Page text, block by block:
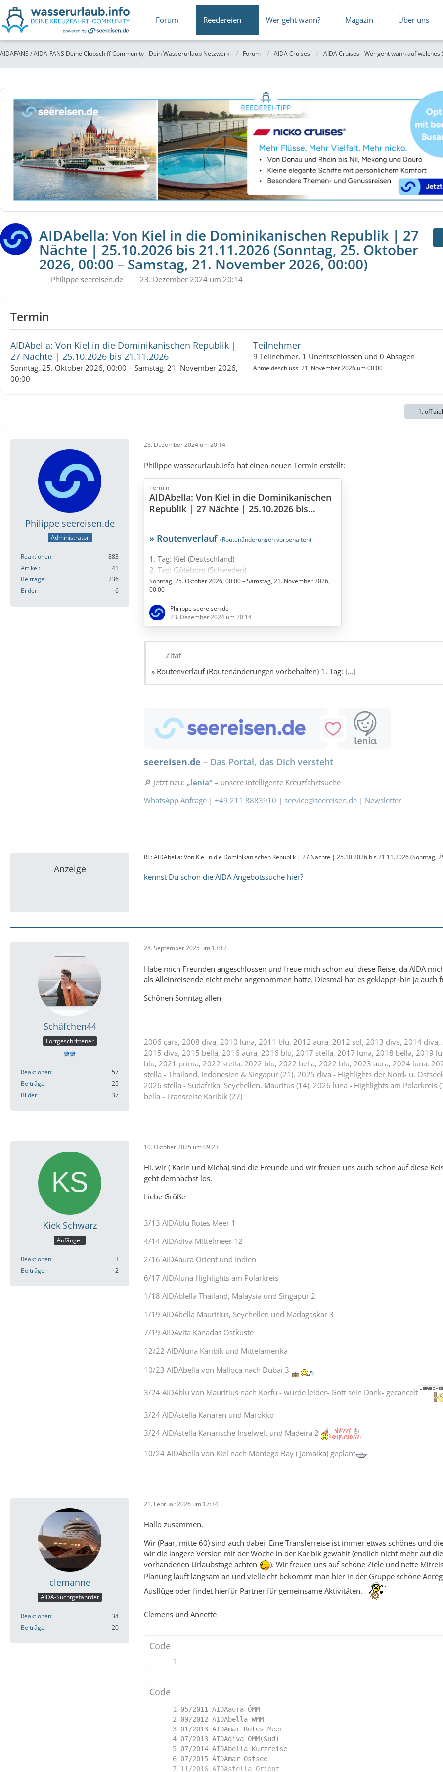
Forum Reedereien Wer geht wann? Magazin Über uns
AIDAFANS / AIDA-FANS Deine Clubschiff Community - Dein Wasserurlaub Netzwerk Forum AIDA Cruises AIDA Cruises - Wer geht wann auf welches
AIDAbella: Von Kiel in die Dominikanischen Republik | 27
Nächte | 25.10.2026 bis 21.11.2026 (Sonntag, 25. Oktober
2026, 00:00 – Samstag, 21. November 2026, 00:00)
Philippe seereisen.de 23. Dezember 2024 um 20:14
Termin
AIDAbella: Von Kiel in die Dominikanischen Republik |
27 Nächte | 25.10.2026 bis 21.11.2026
Sonntag, 25. Oktober 2026, 00:00 – Samstag, 21. November 2026,
00:00
Teilnehmer
9 Teilnehmer, 1 Unentschlossen und 0 Absagen
Anmeldeschluss: 21. November 2026 um 00:00
1.
Philippe seereisen.de
Administrator
Reaktionen
883
Artikel
41
Beiträge
236
Bilder
6
23. Dezember 2024 um 20:14
Philippe wasserurlaub.info hat einen neuen Termin erstellt:
Termin
AIDAbella: Von Kiel in die Dominikanischen
Republik | 27 Nächte | 25.10.2026 bis
» Routenverlauf (Routenänderungen vorbehalten)
1. Tag: Kiel (Deutschland)
2. Tag: Göteborg (Schweden)
3. Tag: Seetag
4. Tag: Dover (Vereinigtes Königreich)
5. Tag: Seetag
6. Tag: La Coruña (Spanien)
7. Tag: Leixoes / Porto (Portugal)
10. Tag: Ponta Delgada - Sao Miguel (Portugal)
11. Tag: Seetag
16. Tag: Seetag
17. Tag: Saint John's (Antigua und Barbuda)
Sonntag, 25. Oktober 2026, 00:00 – Samstag, 21. November 2026,
00:00
Philippe seereisen.de
23. Dezember 2024 um 20:14
Zitat
» Routenverlauf (Routenänderungen vorbehalten) 1. Tag: [...]
seereisen.de – Das Portal, das Dich versteht
🔎 Jetzt neu: „lenia“ – unsere intelligente Kreuzfahrtsuche
WhatsApp Anfrage | +49 211 8883910 | service@seereisen.de | Newsletter
Anzeige
RE: AIDAbella: Von Kiel in die Dominikanischen Republik | 27 Nächte | 25.10.2026 bis 21.11.2026 (Sonntag,
kennst Du schon die AIDA Angebotssuche hier?
Schäfchen44
Fortgeschrittener
Reaktionen
57
Beiträge
25
Bilder
37
28. September 2025 um 13:12
Habe mich Freunden angeschlossen und freue mich schon auf diese Reise, da AIDA
als Alleinreisende nicht mehr angenommen hatte. Diesmal hat es geklappt (bin ja auch
Schönen Sonntag allen
2006 cara, 2008 diva, 2010 luna, 2011 blu, 2012 aura, 2012 sol, 2013 diva, 2014 diva,
2015 diva, 2015 bella, 2016 aura, 2016 blu, 2017 stella, 2017 luna, 2018 bella, 2019
blu, 2021 prima, 2022 stella, 2022 blu, 2022 bella, 2022 blu, 2023 aura, 2024 luna,
stella - Thailand, Indonesien & Singapur (21), 2025 diva - Highlights der Nord- u.
2026 stella - Südafrika, Seychellen, Mauritus (14), 2026 luna - Highlights am Polarkreis
bella - Transreise Karibik (27)
Kiek Schwarz
Anfänger
Reaktionen
3
Beiträge
2
10. Oktober 2025 um 09:23
Hi, wir ( Karin und Micha) sind die Freunde und wir freuen uns auch schon auf diese
geht demnächst los.
Liebe Grüße
3/13 AIDAblu Rotes Meer 1
4/14 AIDAdiva Mittelmeer 12
2/16 AIDAaura Orient und Indien
6/17 AIDAluna Highlights am Polarkreis
1/18 AIDAblella Thailand, Malaysia und Singapur 2
1/19 AIDAbella Mauritius, Seychellen und Madagaskar 3
7/19 AIDAvita Kanadas Ostküste
12/22 AIDAluna Karibik und Mittelamerika
10/23 AIDAbella von Malloca nach Dubai 3
3/24 AIDAblu von Mauritius nach Korfu - wurde leider- Gott sein Dank- gecancelt
3/24 AIDAstella Kanaren und Marokko
3/24 AIDAstella Kanarische Inselwelt und Madeira 2
10/24 AIDAbella von Kiel nach Montego Bay ( Jamaika) geplant
clemanne
AIDA-Suchtgefährdet
Reaktionen
34
Beiträge
20
21. Februar 2026 um 17:34
Hallo zusammen,
Wir (Paar, mitte 60) sind auch dabei. Eine Transferreise ist immer etwas schönes und
wir die längere Version mit der Woche in der Karibik gewählt (endlich nicht mehr auf
vorhandenen Urlaubstage achten
). Wir freuen uns auf schöne Ziele und nette
Planung läuft langsam an und vielleicht bekommt man hier in der Gruppe schöne
Ausflüge oder findet hierfür Partner für gemeinsame Aktivitäten.
Clemens und Annette
Code
Code